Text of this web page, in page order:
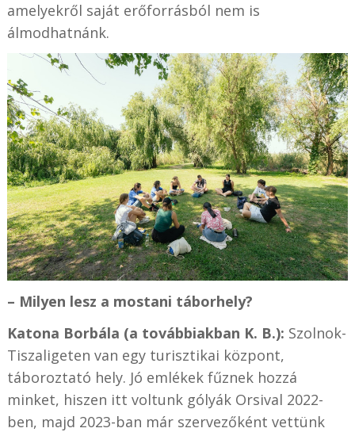
amelyekről saját erőforrásból nem is
álmodhatnánk.
– Milyen lesz a mostani táborhely?
Katona Borbála (a továbbiakban K. B.): Szolnok-
Tiszaligeten van egy turisztikai központ,
táboroztató hely. Jó emlékek fűznek hozzá
minket, hiszen itt voltunk gólyák Orsival 2022-
ben, majd 2023-ban már szervezőként vettünk